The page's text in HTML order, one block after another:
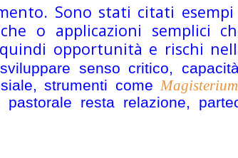
Sono stati citati esempi
o applicazioni semplici
opportunità e rischi
senso critico,
strumenti comeMagisterium
resta relazione,